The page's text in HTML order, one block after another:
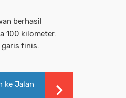
berhasil
100 kilometer.
garis finis.
ke Jalan